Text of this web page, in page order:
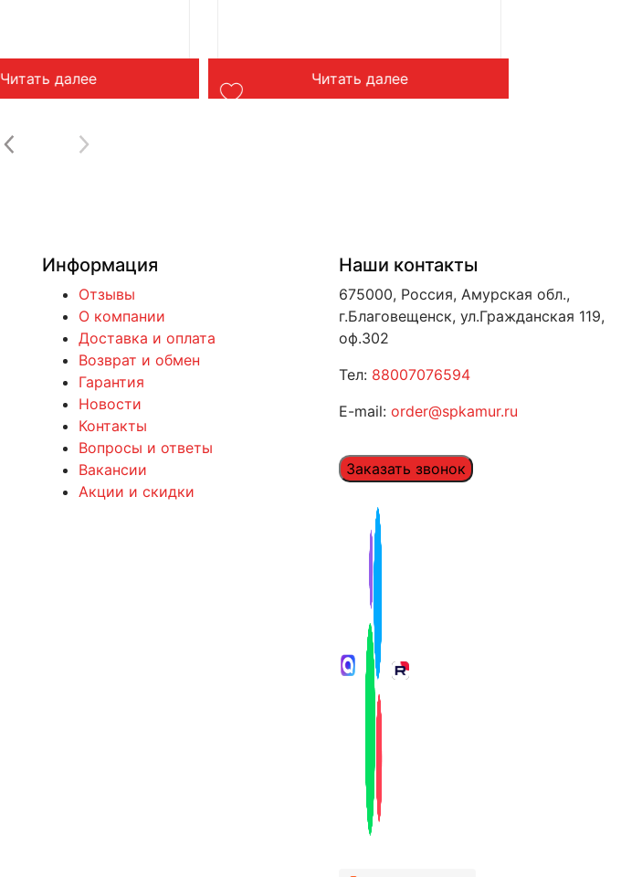
Читать далее Читать далее
Информация
Отзывы
О компании
Доставка и оплата
Возврат и обмен
Гарантия
Новости
Контакты
Вопросы и ответы
Вакансии
Акции и скидки
Наши контакты
675000, Россия, Амурская обл.,
г.Благовещенск, ул.Гражданская 119,
оф.302
Тел: 88007076594
E-mail: order@spkamur.ru
Заказать звонок